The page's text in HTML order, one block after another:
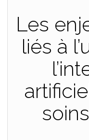
Les
liés à